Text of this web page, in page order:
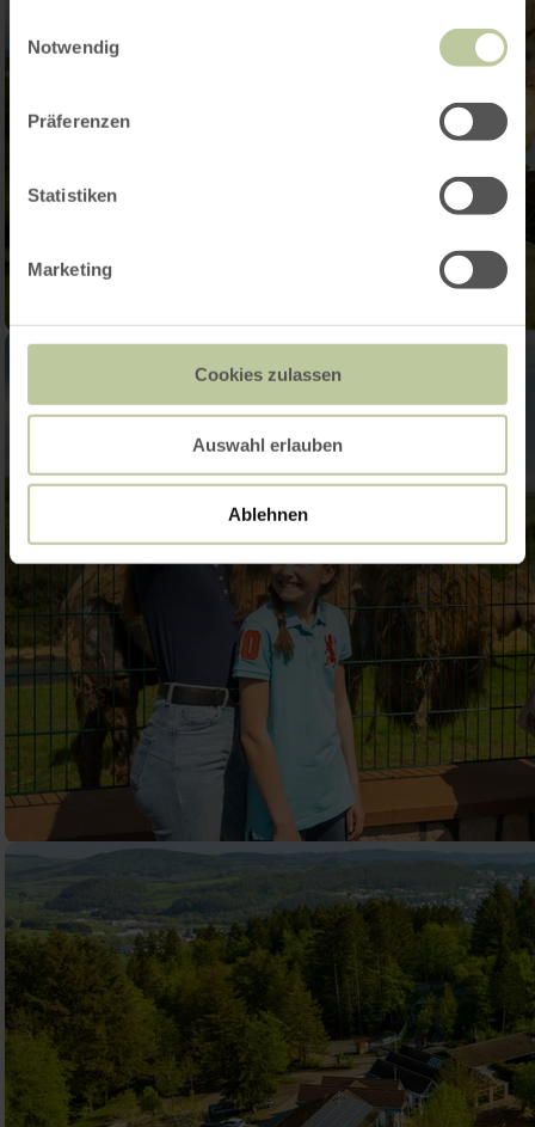
Notwendig
Präferenzen
Statistiken
Marketing
Cookies zulassen
Auswahl erlauben
Ablehnen